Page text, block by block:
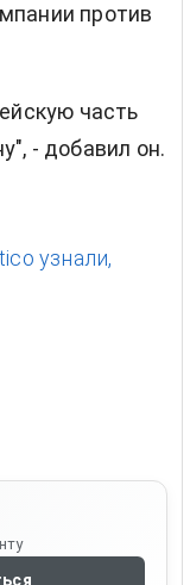
против
часть
- добавил он.
узнали,